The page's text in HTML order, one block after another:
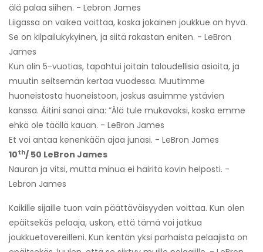
älä palaa siihen. - Lebron James
Liigassa on vaikea voittaa, koska jokainen joukkue on hyvä.
Se on kilpailukykyinen, ja siitä rakastan eniten. - LeBron
James
Kun olin 5-vuotias, tapahtui joitain taloudellisia asioita, ja
muutin seitsemän kertaa vuodessa. Muutimme
huoneistosta huoneistoon, joskus asuimme ystävien
kanssa. Äitini sanoi aina: ”Älä tule mukavaksi, koska emme
ehkä ole täällä kauan. - LeBron James
Et voi antaa kenenkään ajaa junasi. - LeBron James
10th/ 50 LeBron James
Nauran ja vitsi, mutta minua ei häiritä kovin helposti. -
Lebron James
Kaikille sijaille tuon vain päättäväisyyden voittaa. Kun olen
epäitsekäs pelaaja, uskon, että tämä voi jatkua
joukkuetovereilleni. Kun kentän yksi parhaista pelaajista on